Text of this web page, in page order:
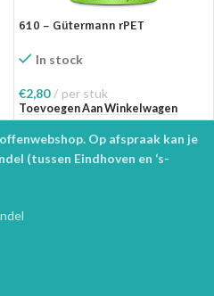
610 – Gütermann rPET
In stock
€2,80 per stuk
Toevoegen Aan Winkelwagen
Op afspraak kan je
(tussen Eindhoven en ‘s-